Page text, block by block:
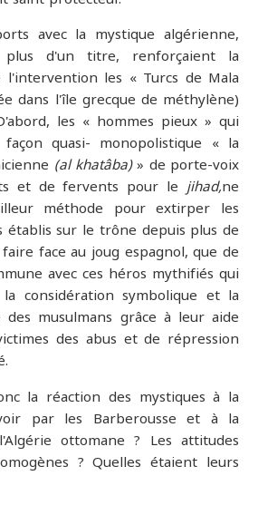
avec la mystique algérienne,
plus d'un titre, renforçaient la
l'intervention les « Turcs de Mala
dans l'île grecque de méthylène)
les « hommes pieux » qui
quasi- monopolistique « la
(al khatâba)» de porte-voix
et de fervents pour lejihad,ne
méthode pour extirper les
établis sur le trône depuis plus de
face au joug espagnol, que de
avec ces héros mythifiés qui
considération symbolique et la
des musulmans grâce à leur aide
des abus et de répression
la réaction des mystiques à la
par les Barberousse et à la
ottomane ? Les attitudes
? Quelles étaient leurs